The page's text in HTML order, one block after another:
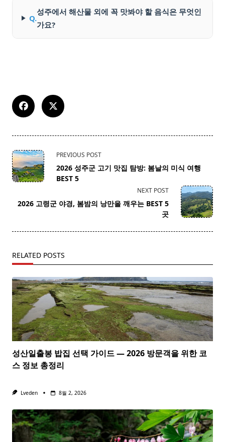
Q.
성주에서 해산물 외에 꼭 맛봐야 할 음식은 무엇인
가요?
<span
class="nav-
subtitle
reader-
PREVIOUS POST
2026 성주군 고기 맛집 탐방: 봄날의 미식 여행
BEST 5
NEXT POST
2026 고령군 야경, 봄밤의 낭만을 깨우는 BEST 5
곳
RELATED POSTS
성산일출봉 밥집 선택 가이드 — 2026 방문객을 위한 코
스 정보 총정리
Lveden 8월 2, 2026